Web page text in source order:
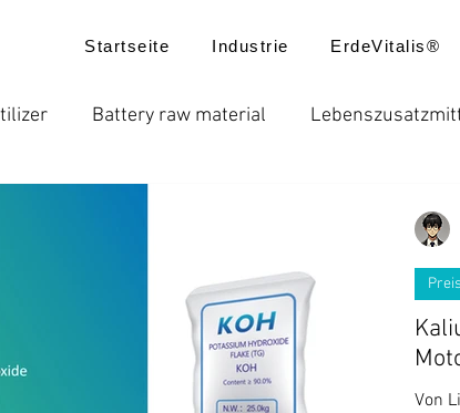
Startseite Industrie ErdeVitalis®
Battery raw material
Lebensmittelzusatzstoffe Globale
Industrie Preisentwicklung
Von